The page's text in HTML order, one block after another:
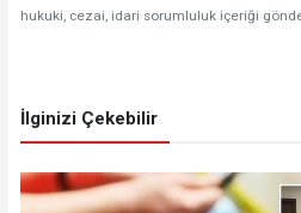
hukuki, cezai, idari sorumluluk içeriği
İlginizi Çekebilir